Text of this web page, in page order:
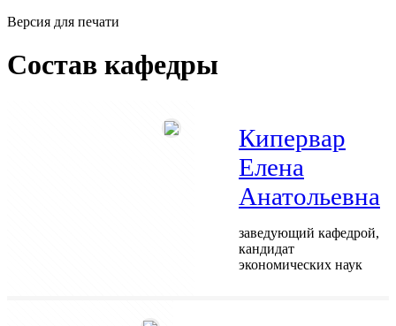
Версия для печати
Состав кафедры
Кипервар
Елена
Анатольевна
заведующий кафедрой,
кандидат
экономических наук